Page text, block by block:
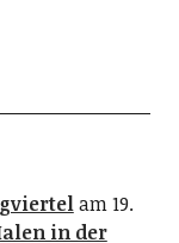
am 19.
in der